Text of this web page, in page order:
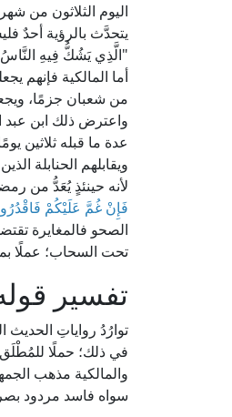
اليوم الثلاثون من
يتحدَّث بالرؤية أحدٌ
"الَّذِي يَشُكُّ فِيهِ
أما المالكية فإنهم
من شعبان جزمًا،
واعترض ذلك ابن عبد
عدة ما قبله ثلاثين
ويقابلهم الحنابلة
لأنه حينئذٍ يُعَدُّ من
فَإِنْ غُمَّ عَلَيْكُمْ
الصحو فالمغايرة
تحت السحاب؛ عملًا
تفسير
توارُدُ رواياتِ
في ذلك؛ حملًا للمُطْلَق
سواه فاسد مردود